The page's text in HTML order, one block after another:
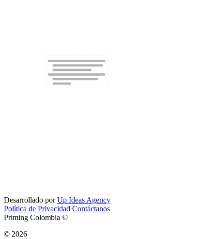
Desarrollado porUp Ideas Agency
Política de Privacidad Contáctanos
Priming Colombia ©
© 2026